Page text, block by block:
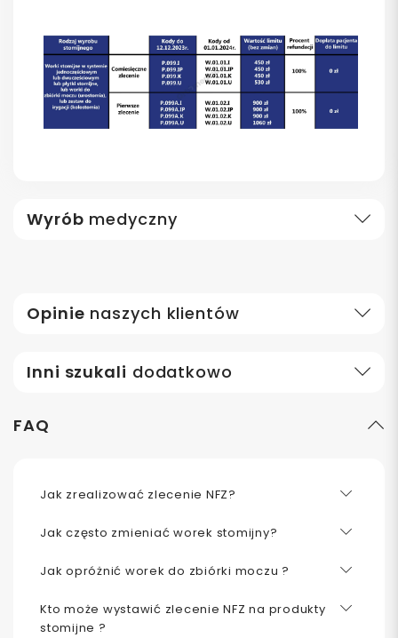
Wyrób medyczny
Opinie naszych klientów
Inni szukali dodatkowo
FAQ
Jak zrealizować zlecenie NFZ?
Jak często zmieniać worek stomijny?
Jak opróżnić worek do zbiórki moczu ?
Kto może wystawić zlecenie NFZ na produkty
stomijne ?